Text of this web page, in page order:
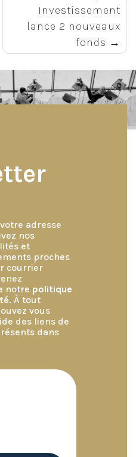
Investissement
lance 2 nouveaux
fonds
adresse
nos
et
proches
courrier
notre politique
. À tout
vous
des liens de
dans